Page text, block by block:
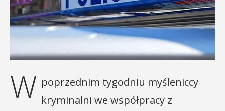
W poprzednim tygodniu myśleniccy
kryminalni we współpracy z